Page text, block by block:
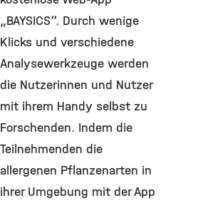
„BAYSICS“. Durch wenige
Klicks und verschiedene
Analysewerkzeuge werden
die Nutzerinnen und Nutzer
mit ihrem Handy selbst zu
Forschenden. Indem die
Teilnehmenden die
allergenen Pflanzenarten in
ihrer Umgebung mit der App